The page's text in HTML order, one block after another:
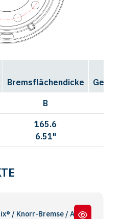
Bremsflächendicke
B
165.6
6.51"
Bremse / ADB22X™ and